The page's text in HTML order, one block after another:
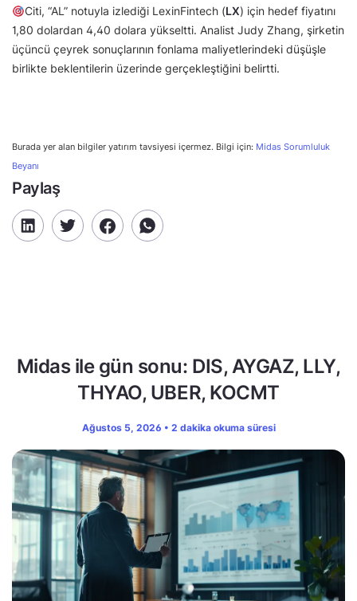
Citi, “AL” notuyla izlediği LexinFintech (LX) için hedef fiyatını
1,80 dolardan 4,40 dolara yükseltti. Analist Judy Zhang, şirketin
üçüncü çeyrek sonuçlarının fonlama maliyetlerindeki düşüşle
birlikte beklentilerin üzerinde gerçekleştiğini belirtti.
Burada yer alan bilgiler yatırım tavsiyesi içermez. Bilgi için: Midas Sorumluluk
Beyanı
Paylaş
Midas ile gün sonu: DIS, AYGAZ, LLY,
THYAO, UBER, KOCMT
Ağustos 5, 2026 • 2 dakika okuma süresi